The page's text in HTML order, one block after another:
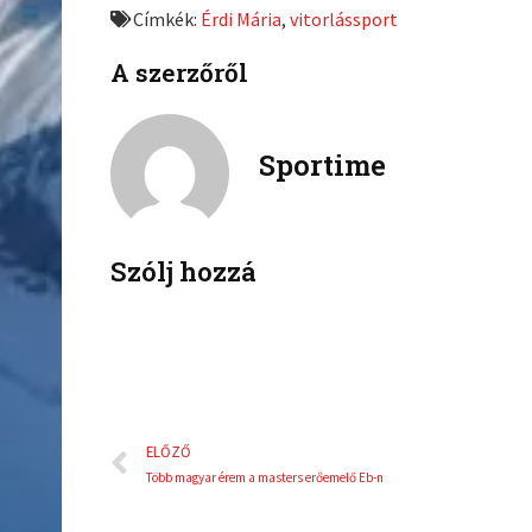
o
f
b
Címkék: Érdi Mária,vitorlássport
A szerzőről
Sportime
Szólj hozzá
Előző
ELŐZŐ
Több magyar érem a masters erőemelő Eb-n